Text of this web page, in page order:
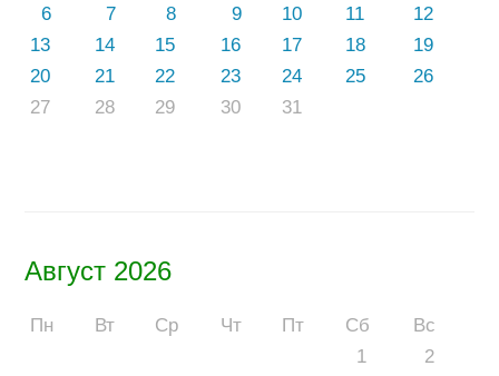
6
7 8 9 10 11
12
13
14 15 16 17 18
19
20
21 22 23 24 25
26
27
28 29 30 31
Август 2026
Пн Вт Ср Чт Пт Сб
Вс
1
2